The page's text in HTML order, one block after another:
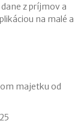
z príjmov a
na malé a
majetku od